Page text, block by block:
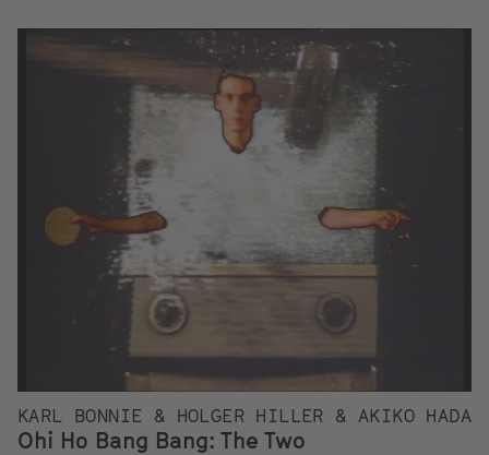
KARL BONNIE & HOLGER HILLER & AKIKO HADA
Ohi Ho Bang Bang: The Two